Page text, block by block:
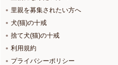
里親を募集されたい方へ
犬(猫)の十戒
捨て犬(猫)の十戒
利用規約
プライバシーポリシー